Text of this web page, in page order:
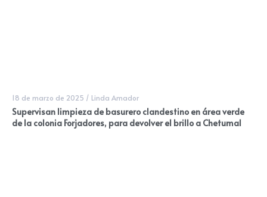
18 de marzo de 2025 / Linda Amador
Supervisan limpieza de basurero clandestino en área verde
de la colonia Forjadores, para devolver el brillo a Chetumal